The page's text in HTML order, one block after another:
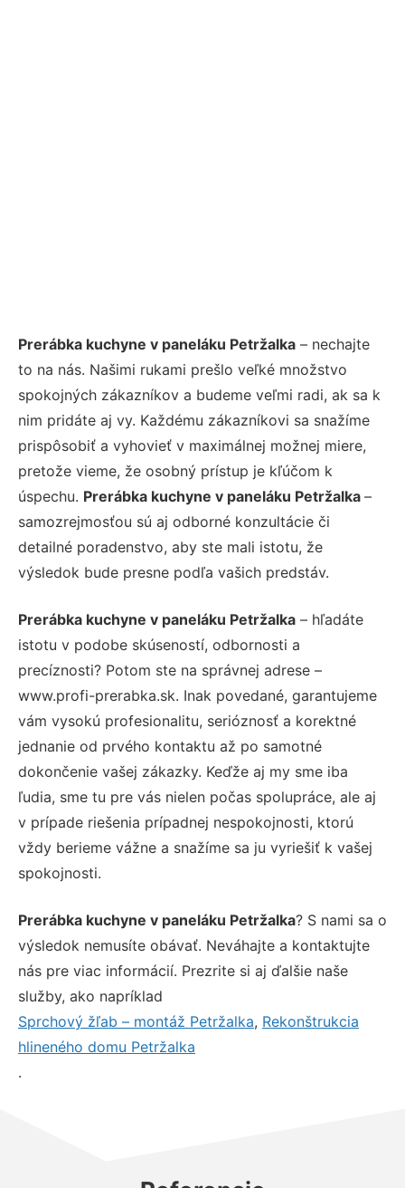
Prerábka kuchyne v paneláku Petržalka – nechajte
to na nás. Našimi rukami prešlo veľké množstvo
spokojných zákazníkov a budeme veľmi radi, ak sa k
nim pridáte aj vy. Každému zákazníkovi sa snažíme
prispôsobiť a vyhovieť v maximálnej možnej miere,
pretože vieme, že osobný prístup je kľúčom k
úspechu. Prerábka kuchyne v paneláku Petržalka –
samozrejmosťou sú aj odborné konzultácie či
detailné poradenstvo, aby ste mali istotu, že
výsledok bude presne podľa vašich predstáv.
Prerábka kuchyne v paneláku Petržalka – hľadáte
istotu v podobe skúseností, odbornosti a
precíznosti? Potom ste na správnej adrese –
www.profi-prerabka.sk. Inak povedané, garantujeme
vám vysokú profesionalitu, serióznosť a korektné
jednanie od prvého kontaktu až po samotné
dokončenie vašej zákazky. Keďže aj my sme iba
ľudia, sme tu pre vás nielen počas spolupráce, ale aj
v prípade riešenia prípadnej nespokojnosti, ktorú
vždy berieme vážne a snažíme sa ju vyriešiť k vašej
spokojnosti.
Prerábka kuchyne v paneláku Petržalka? S nami sa o
výsledok nemusíte obávať. Neváhajte a kontaktujte
nás pre viac informácií. Prezrite si aj ďalšie naše
služby, ako napríklad
Sprchový žľab – montáž Petržalka, Rekonštrukcia
hlineného domu Petržalka
.